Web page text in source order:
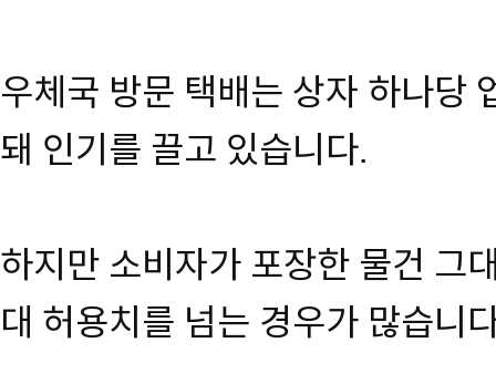
우체국 방문 택배는 상자 하나당
돼 인기를 끌고 있습니다.
하지만 소비자가 포장한 물건 그
대 허용치를 넘는 경우가 많습니